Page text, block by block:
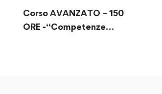
Corso AVANZATO – 150
ORE -“Competenze